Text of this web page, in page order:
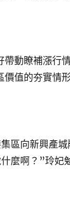
動瞭補漲行
值的夯實情
區向新興產
麼啊？”玲妃